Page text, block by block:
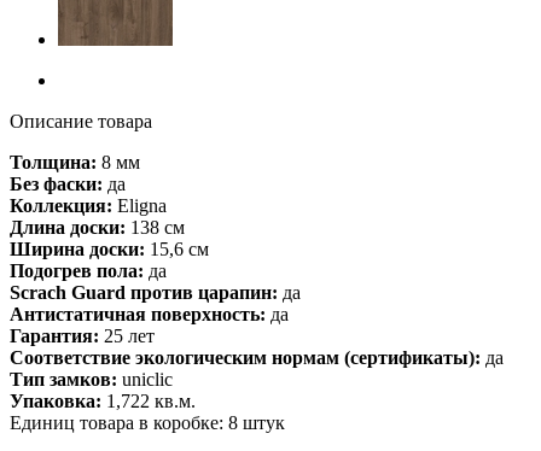
Описание товара
Толщина: 8 мм
Без фаски: да
Коллекция: Eligna
Длина доски: 138 см
Ширина доски: 15,6 см
Подогрев пола: да
Scrach Guard против царапин: да
Антистатичная поверхность: да
Гарантия: 25 лет
Соответствие экологическим нормам (сертификаты): да
Тип замков: uniclic
Упаковка: 1,722 кв.м.
Единиц товара в коробке: 8 штук